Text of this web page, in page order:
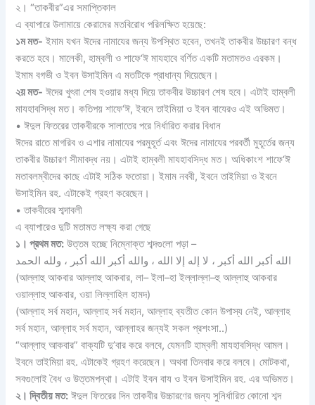
২। “তাকবীর”এর সমাপ্তিকাল
এ ব্যাপারে উলামায়ে কেরামের মতবিরোধ পরিলক্ষিত হয়েছে:
১ম মত- ইমাম যখন ঈদের নামাযের জন্য উপস্থিত হবেন, তখনই তাকবীর উচ্চারণ বন্ধ
করতে হবে। মালেকী, হাম্বলী ও শাফে‘ঈ মাযহাবে বর্ণিত একটি মতামতও এরকম।
ইমাম বগভী ও ইবন উসাইমিন এ মতটিকে প্রাধান্য দিয়েছেন।
২য় মত- ঈদের খুৎবা শেষ হওয়ার মধ্য দিয়ে তাকবীর উচ্চারণ শেষ হবে। এটাই হাম্বলী
মাযহাবসিদ্ধ মত। কতিপয় শাফে‘ঈ, ইবনে তাইমিয়া ও ইবন বাযেরও এই অভিমত।
• ঈদুল ফিতরের তাকবীরকে সালাতের পরে নির্ধারিত করার বিধান
ঈদের রাতে মাগরিব ও এশার নামাযের পরমুহূর্ত এবং ঈদের নামাযের পরবর্তী মুহূর্তের জন্য
তাকবীর উচ্চারণ সীমাবদ্ধ নয়। এটাই হাম্বলী মাযহাবসিদ্ধ মত। অধিকাংশ শাফে‘ঈ
মতাবলম্বীদের কাছে এটাই সঠিক ফতোয়া। ইমাম নববী, ইবনে তাইমিয়া ও ইবনে
উসাইমিন রহ. এটাকেই গ্রহণ করেছেন।
• তাকবীরের শব্দাবলী
এ ব্যাপারেও দুটি মতামত লক্ষ্য করা গেছে
১। প্রথম মত: উত্তম হচ্ছে নিম্নোক্ত শব্দগুলো পড়া –
الله أكبر الله أكبر ، لا إله إلا الله ، والله أكبر الله أكبر ، ولله الحمد
(আল্লাহু আকবার আল্লাহু আকবার, লা– ইলা–হা ইল্লাল্লা–হু আল্লাহু আকবার
ওয়াল্লাহু আকবার, ওয়া লিল্লাহিল হামদ)
(আল্লাহ সর্ব মহান, আল্লাহ সর্ব মহান, আল্লাহ ব্যতীত কোন উপাস্য নেই, আল্লাহ
সর্ব মহান, আল্লাহ সর্ব মহান, আল্লাহর জন্যই সকল প্রশংসা..)
“আল্লাহু আকবার” বাক্যটি দু’বার করে বলবে, যেমনটি হাম্বলী মাযহাবসিদ্ধ আমল।
ইবনে তাইমিয়া রহ. এটাকেই গ্রহণ করেছেন। অথবা তিনবার করে বলবে। মোটকথা,
সবগুলোই বৈধ ও উত্তমপন্থা। এটাই ইবন বায ও ইবন উসাইমিন রহ. এর অভিমত।
২। দ্বিতীয় মত: ঈদুল ফিতরের দিন তাকবীর উচ্চারণের জন্য সুনির্ধারিত কোনো শব্দ